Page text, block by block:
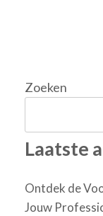
Zoeken
Laatste
Ontdek de
Jouw